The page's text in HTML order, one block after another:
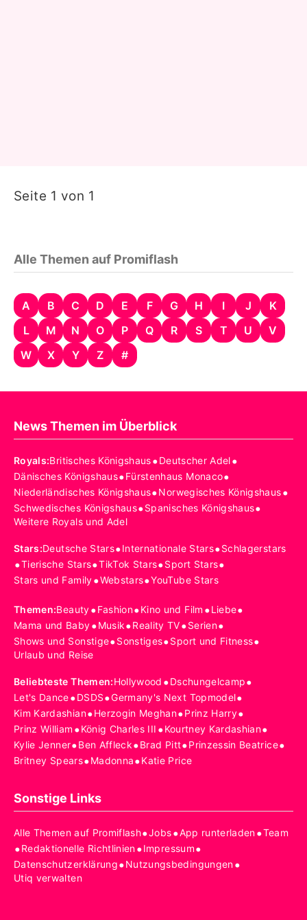
Seite 1 von 1
Alle Themen auf Promiflash
A B C D E F G H I J
K
L
M N O P Q R S T U
V
W
X Y Z #
News Themen im Überblick
Royals:Britisches Königshaus•Deutscher Adel•
Dänisches Königshaus•Fürstenhaus Monaco•
Niederländisches Königshaus•Norwegisches Königshaus•
Schwedisches Königshaus•Spanisches Königshaus•
Weitere Royals und Adel
Stars:Deutsche Stars•Internationale Stars•Schlagerstars
•Tierische Stars•TikTok Stars•Sport Stars•
Stars und Family•Webstars•YouTube Stars
Themen:Beauty•Fashion•Kino und Film •Liebe•
Mama und Baby•Musik•Reality TV•Serien•
Shows und Sonstige•Sonstiges•Sport und Fitness•
Urlaub und Reise
Beliebteste Themen:Hollywood •Dschungelcamp•
Let's Dance•DSDS•Germany's Next Topmodel•
Kim Kardashian•Herzogin Meghan•Prinz Harry•
Prinz William •König Charles III •Kourtney Kardashian•
Kylie Jenner•Ben Affleck•Brad Pitt•Prinzessin Beatrice•
Britney Spears•Madonna•Katie Price
Sonstige Links
Alle Themen auf Promiflash•Jobs•App runterladen•Team
•Redaktionelle Richtlinien•Impressum•
Datenschutzerklärung•Nutzungsbedingungen•
Utiq verwalten